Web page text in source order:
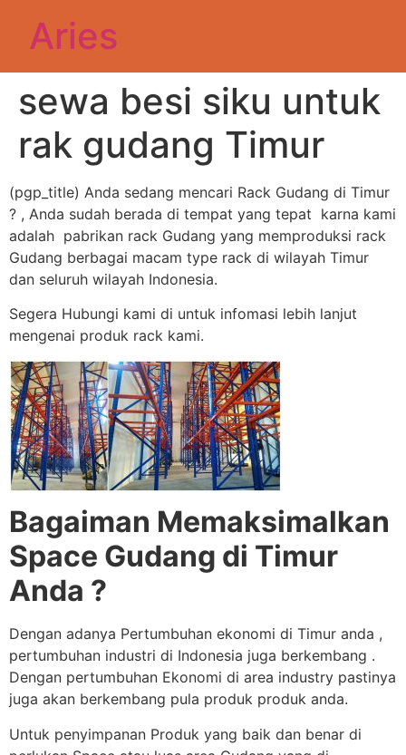
Aries
sewa besi siku untuk
rak gudang Timur
(pgp_title) Anda sedang mencari Rack Gudang di Timur
? , Anda sudah berada di tempat yang tepat karna kami
adalah pabrikan rack Gudang yang memproduksi rack
Gudang berbagai macam type rack di wilayah Timur
dan seluruh wilayah Indonesia.
Segera Hubungi kami di untuk infomasi lebih lanjut
mengenai produk rack kami.
Bagaiman Memaksimalkan
Space Gudang di Timur
Anda ?
Dengan adanya Pertumbuhan ekonomi di Timur anda ,
pertumbuhan industri di Indonesia juga berkembang .
Dengan pertumbuhan Ekonomi di area industry pastinya
juga akan berkembang pula produk produk anda.
Untuk penyimpanan Produk yang baik dan benar di